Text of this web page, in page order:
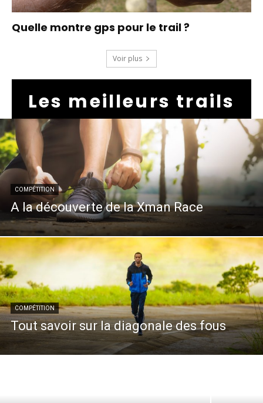
Quelle montre gps pour le trail ?
Voir plus
Les meilleurs trails
COMPÉTITION
A la découverte de la Xman Race
COMPÉTITION
Tout savoir sur la diagonale des fous